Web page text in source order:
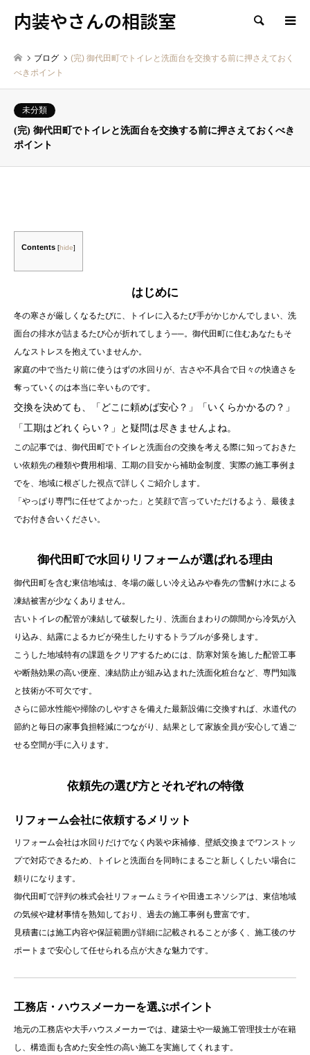
内装やさんの相談室 検索
ブログ
(完) 御代田町でトイレと洗面台を交換する前に押さえておく
べきポイント
未分類
(完) 御代田町でトイレと洗面台を交換する前に押さえておくべき
ポイント
Contents [hide]
はじめに
冬の寒さが厳しくなるたびに、トイレに入るたび手がかじかんでしまい、洗
面台の排水が詰まるたび心が折れてしまう──。御代田町に住むあなたもそ
んなストレスを抱えていませんか。
家庭の中で当たり前に使うはずの水回りが、古さや不具合で日々の快適さを
奪っていくのは本当に辛いものです。
交換を決めても、「どこに頼めば安心？」「いくらかかるの？」
「工期はどれくらい？」と疑問は尽きませんよね。
この記事では、御代田町でトイレと洗面台の交換を考える際に知っておきた
い依頼先の種類や費用相場、工期の目安から補助金制度、実際の施工事例ま
でを、地域に根ざした視点で詳しくご紹介します。
「やっぱり専門に任せてよかった」と笑顔で言っていただけるよう、最後ま
でお付き合いください。
御代田町で水回りリフォームが選ばれる理由
御代田町を含む東信地域は、冬場の厳しい冷え込みや春先の雪解け水による
凍結被害が少なくありません。
古いトイレの配管が凍結して破裂したり、洗面台まわりの隙間から冷気が入
り込み、結露によるカビが発生したりするトラブルが多発します。
こうした地域特有の課題をクリアするためには、防寒対策を施した配管工事
や断熱効果の高い便座、凍結防止が組み込まれた洗面化粧台など、専門知識
と技術が不可欠です。
さらに節水性能や掃除のしやすさを備えた最新設備に交換すれば、水道代の
節約と毎日の家事負担軽減につながり、結果として家族全員が安心して過ご
せる空間が手に入ります。
依頼先の選び方とそれぞれの特徴
リフォーム会社に依頼するメリット
リフォーム会社は水回りだけでなく内装や床補修、壁紙交換までワンストッ
プで対応できるため、トイレと洗面台を同時にまるごと新しくしたい場合に
頼りになります。
御代田町で評判の株式会社リフォームミライや田邊エネソシアは、東信地域
の気候や建材事情を熟知しており、過去の施工事例も豊富です。
見積書には施工内容や保証範囲が詳細に記載されることが多く、施工後のサ
ポートまで安心して任せられる点が大きな魅力です。
工務店・ハウスメーカーを選ぶポイント
地元の工務店や大手ハウスメーカーでは、建築士や一級施工管理技士が在籍
し、構造面も含めた安全性の高い施工を実施してくれます。